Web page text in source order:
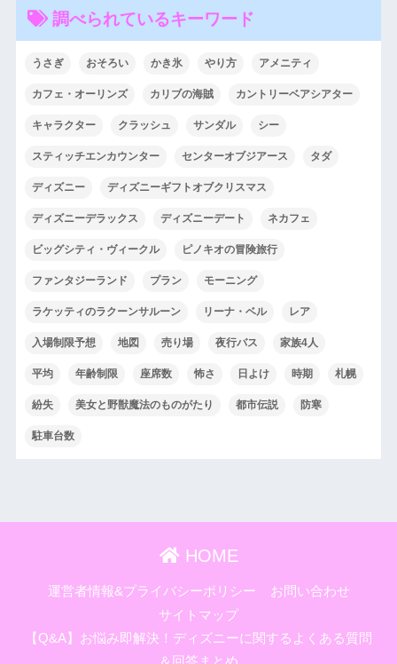
調べられているキーワード
うさぎ おそろい かき氷 やり方 アメニティ
カフェ・オーリンズ カリブの海賊 カントリーベアシアター
キャラクター クラッシュ サンダル シー
スティッチエンカウンター センターオブジアース タダ
ディズニー ディズニーギフトオブクリスマス
ディズニーデラックス ディズニーデート ネカフェ
ビッグシティ・ヴィークル ピノキオの冒険旅行
ファンタジーランド プラン モーニング
ラケッティのラクーンサルーン リーナ・ベル レア
入場制限予想 地図 売り場 夜行バス 家族4人
平均 年齢制限 座席数 怖さ 日よけ 時期 札幌
紛失 美女と野獣魔法のものがたり 都市伝説 防寒
駐車台数
HOME
運営者情報&プライバシーポリシー
お問い合わせ
サイトマップ
【Q&A】お悩み即解決！ディズニーに関するよくある質問